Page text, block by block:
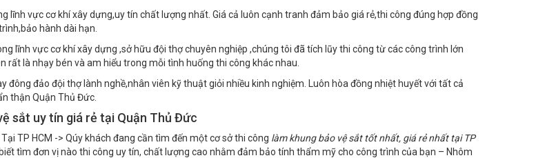
lĩnh vực cơ khí xây dựng,uy tín chất lượng nhất. Giá cả luôn cạnh tranh đảm bảo giá rẻ,thi công đúng hợp đồng
hành dài hạn.
lĩnh vực cơ khí xây dựng ,sở hữu đội thợ chuyên nghiệp ,chúng tôi đã tích lũy thi công từ các công trình lớn
rất là nhạy bén và am hiểu trong mỗi tình huống thi công khác nhau.
đông đảo đội thợ lành nghề,nhân viên kỹ thuật giỏi nhiều kinh nghiệm. Luôn hòa đồng nhiệt huyết với tất cả
thận Quận Thủ Đức.
sắt uy tín giá rẻ tại Quận Thủ Đức
TP HCM -> Qúy khách đang cần tìm đến một cơ sở thi công làm khung bảo vệ sắt tốt nhất, giá rẻ nhất tại TP
tìm đơn vị nào thi công uy tín, chất lượng cao nhằm đảm bảo tính thẩm mỹ cho công trình của bạn – Nhôm